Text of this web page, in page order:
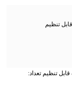
تنظیم
تنظیم تعداد: